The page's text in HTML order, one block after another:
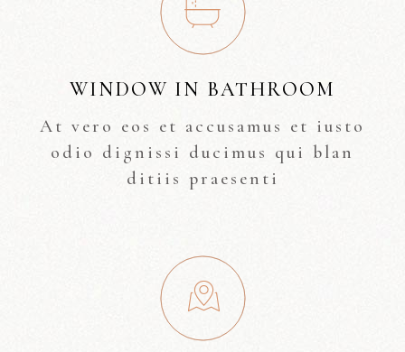
WINDOW IN BATHROOM
At vero eos et accusamus et iusto
odio dignissi ducimus qui blan
ditiis praesenti